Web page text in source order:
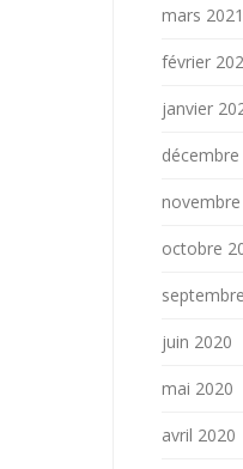
mars 2021
février
janvier
octobre
juin 2020
mai 2020
avril 2020